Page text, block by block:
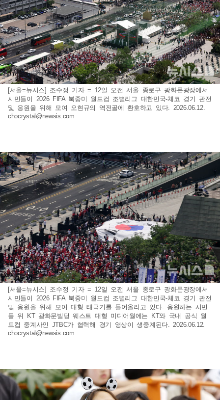
[서울=뉴시스] 조수정 기자 = 12일 오전 서울 종로구 광화문광장에서
시민들이 2026 FIFA 북중미 월드컵 조별리그 대한민국-체코 경기 관전
및 응원을 위해 모여 오현규의 역전골에 환호하고 있다. 2026.06.12.
chocrystal@newsis.com
[서울=뉴시스] 조수정 기자 = 12일 오전 서울 종로구 광화문광장에서
시민들이 2026 FIFA 북중미 월드컵 조별리그 대한민국-체코 경기 관전
및 응원을 위해 모여 대형 태극기를 들어올리고 있다. 응원하는 시민
들 위 KT 광화문빌딩 웨스트 대형 미디어월에는 KT와 국내 공식 월
드컵 중계사인 JTBC가 협력해 경기 영상이 생중계된다. 2026.06.12.
chocrystal@newsis.com